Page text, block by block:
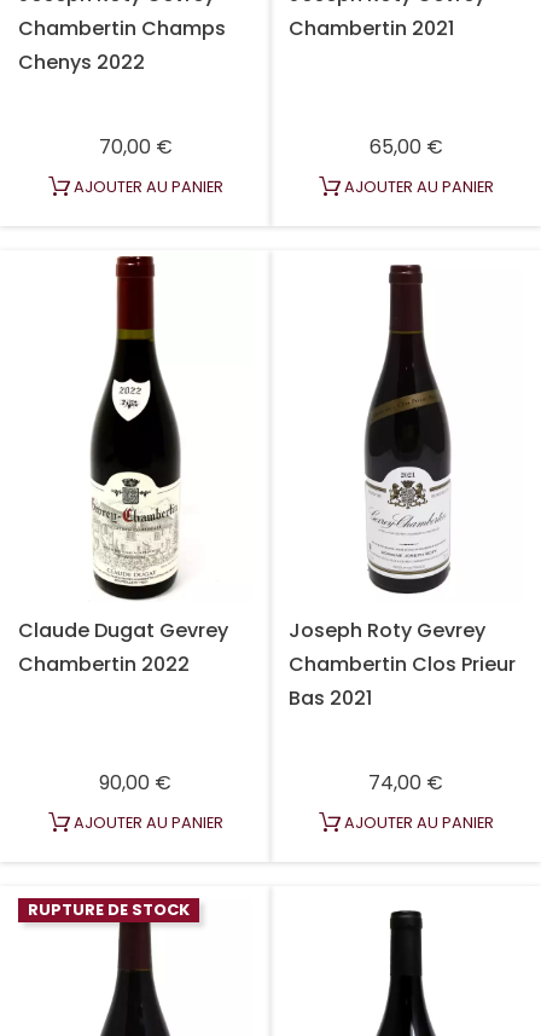
Chambertin Champs
Chenys 2022
70,00 €Prix
AJOUTER AU PANIER
Chambertin 2021
65,00 €Prix
AJOUTER AU PANIER
Claude Dugat Gevrey
Chambertin 2022
90,00 €
AJOUTER AU PANIER
Joseph Roty Gevrey
Chambertin Clos Prieur
Bas 2021
74,00 €
AJOUTER AU PANIER
RUPTURE DE STOCK